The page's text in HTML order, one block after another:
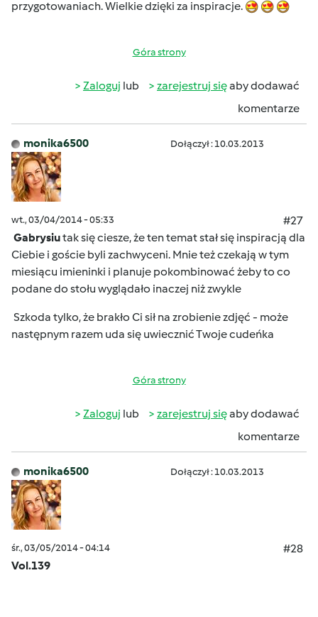
przygotowaniach. Wielkie dzięki za inspiracje.
Góra strony
Zaloguj lub zarejestruj sięaby dodawać
komentarze
monika6500 Dołączył : 10.03.2013
wt., 03/04/2014 - 05:33
#27
Gabrysiutak się ciesze, że ten temat stał się inspiracją dla
Ciebie i goście byli zachwyceni. Mnie też czekają w tym
miesiącu imieninki i planuje pokombinować żeby to co
podane do stołu wyglądało inaczej niż zwykle
Szkoda tylko, że brakło Ci sił na zrobienie zdjęć - może
następnym razem uda się uwiecznić Twoje cudeńka
Góra strony
Zaloguj lub zarejestruj sięaby dodawać
komentarze
monika6500 Dołączył : 10.03.2013
śr., 03/05/2014 - 04:14
#28
Vol.139